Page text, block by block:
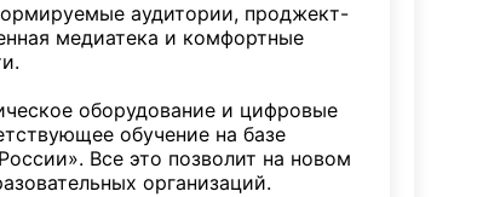
аудитории, проджект-
медиатека и комфортные
оборудование и цифровые
обучение на базе
Все это позволит на новом
организаций.